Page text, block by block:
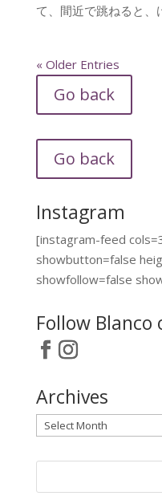
て、間近で跳ねると、
« Older Entries
Go back
Go back
Instagram
[instagram-feed
showbutton=false
showfollow=false
Follow Blanco
Archives
Archives